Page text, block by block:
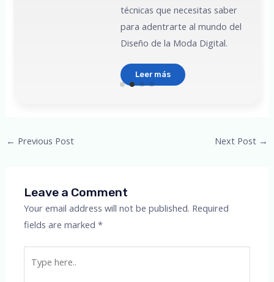
técnicas que necesitas saber
para adentrarte al mundo del
Diseño de la Moda Digital.
Leer más
Post
← Previous Post Next Post →
Leave a Comment
Your email address will not be published. Required
fields are marked*
here..